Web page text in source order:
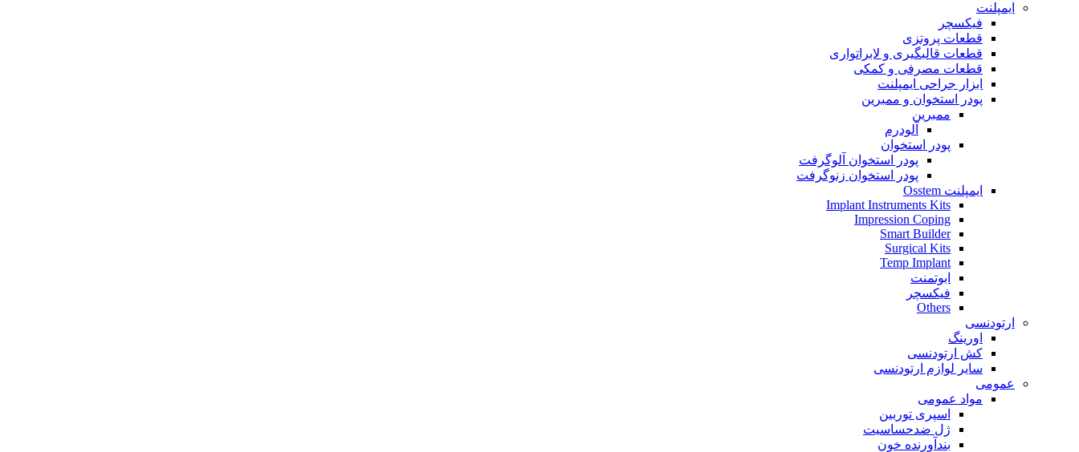
ایمپلنت
فیکسچر
قطعات پروتزی
قطعات قالبگیری و لابراتواری
قطعات مصرفی و کمکی
ابزار جراحی ایمپلنت
پودر استخوان و ممبرین
ممبرین
آلودرم
پودر استخوان
پودر استخوان آلوگرفت
پودر استخوان زنوگرفت
ایمپلنت Osstem
Implant Instruments Kits
Impression Coping
Smart Builder
Surgical Kits
Temp Implant
ابوتمنت
فیکسچر
Others
ارتودنسی
اورینگ
کش ارتودنسی
سایر لوازم ارتودنسی
عمومی
مواد عمومی
اسپری توربین
ژل ضدحساسیت
بندآورنده خون